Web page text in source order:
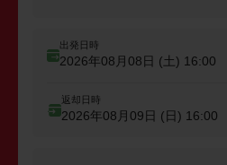
出発日時
2026年08月08日 (土) 16:00
返却日時
2026年08月09日 (日) 16:00